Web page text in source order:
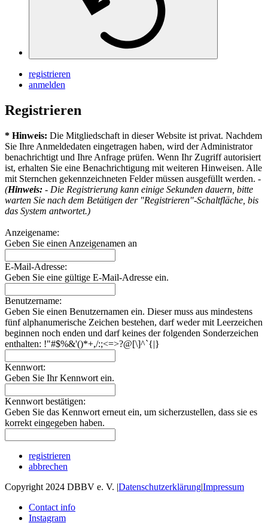
registrieren
anmelden
Registrieren
* Hinweis: Die Mitgliedschaft in dieser Website ist privat. Nachdem
Sie Ihre Anmeldedaten eingetragen haben, wird der Administrator
benachrichtigt und Ihre Anfrage prüfen. Wenn Ihr Zugriff autorisiert
ist, erhalten Sie eine Benachrichtigung mit weiteren Hinweisen. Alle
mit Sternchen gekennzeichneten Felder müssen ausgefüllt werden. -
(Hinweis: - Die Registrierung kann einige Sekunden dauern, bitte
warten Sie nach dem Betätigen der "Registrieren"-Schaltfläche, bis
das System antwortet.)
Anzeigename:
Geben Sie einen Anzeigenamen an
E-Mail-Adresse:
Geben Sie eine gültige E-Mail-Adresse ein.
Benutzername:
Geben Sie einen Benutzernamen ein. Dieser muss aus mindestens
fünf alphanumerische Zeichen bestehen, darf weder mit Leerzeichen
beginnen noch enden und darf keines der folgenden Sonderzeichen
enthalten: !"#$%&'()*+,/:;<=>?@[\]^`{|}
Kennwort:
Geben Sie Ihr Kennwort ein.
Kennwort bestätigen:
Geben Sie das Kennwort erneut ein, um sicherzustellen, dass sie es
korrekt eingegeben haben.
registrieren
abbrechen
Copyright 2024 DBBV e. V. |Datenschutzerklärung|Impressum
Contact info
Instagram